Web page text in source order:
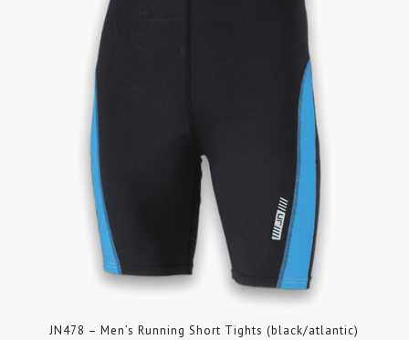
JN478 – Men’s Running Short Tights (black/atlantic)